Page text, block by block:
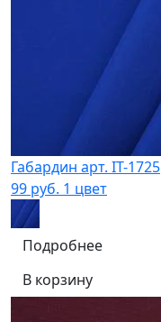
Габардин арт. IT-1725
99 руб. 1 цвет
Подробнее
В корзину